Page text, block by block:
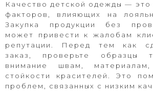
Качество детской одежды — это
факторов, влияющих на
Закупка продукции без
может привести к жалобам
репутации. Перед тем как
заказ, проверьте образцы
внимание швам,
стойкости красителей. Это
проблем, связанных с низким